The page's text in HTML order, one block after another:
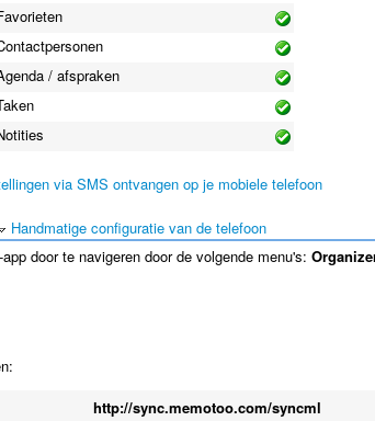
/ afspraken
via SMS ontvangen op je mobiele telefoon
Handmatige configuratie van de telefoon
door te navigeren door de volgende menu's:
http://sync.memotoo.com/syncml